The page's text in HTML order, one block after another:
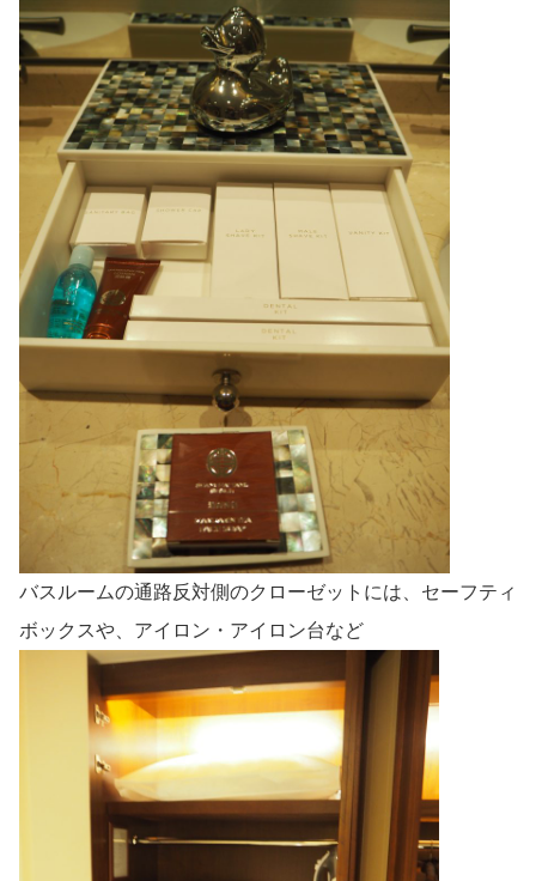
バスルームの通路反対側のクローゼットには、セーフティ
ボックスや、アイロン・アイロン台など